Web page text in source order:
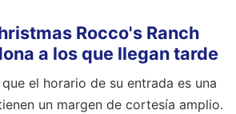
Rocco's Ranch
a los que llegan tarde
el horario de su entrada es una
un margen de cortesía amplio.